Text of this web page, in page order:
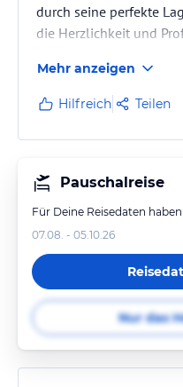
durch seine perfekte
die Herzlichkeit und
Ein ganz besonderer
Geraldine und dem
vom ersten Moment
betreut.
hochwertig eingerichtet,
Niveau und jeder
Mehr anzeigen
Hilfreich Teilen
Pauschalreise
Für Deine Reisedaten
07.08. - 05.10.26
Nur das